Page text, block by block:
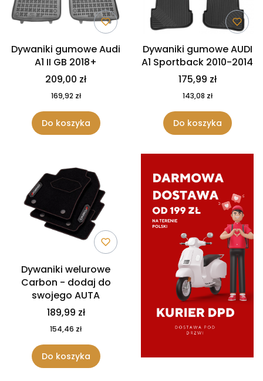
Dywaniki gumowe Audi
A1 II GB 2018+
209,00 zł
169,92 zł
Do koszyka
Dywaniki gumowe AUDI
A1 Sportback 2010-2014
175,99 zł
143,08 zł
Do koszyka
Dywaniki welurowe
Carbon - dodaj do
swojego AUTA
189,99 zł
154,46 zł
Do koszyka